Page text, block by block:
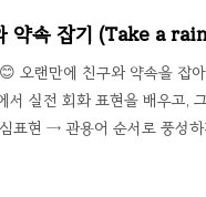
약속 잡기 (Take a
오랜만에 친구와 약속을 잡
실전 회화 표현을 배우고,
표현 → 관용어 순서로 풍성
그 속 핵심표현 정리③ 대화